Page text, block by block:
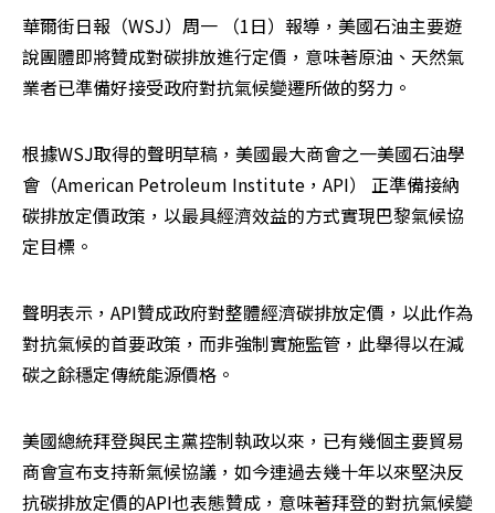
華爾街日報（WSJ）周一 （1日）報導，美國石油主要遊
說團體即將贊成對碳排放進行定價，意味著原油、天然氣
業者已準備好接受政府對抗氣候變遷所做的努力。
根據WSJ取得的聲明草稿，美國最大商會之一美國石油學
會（American Petroleum Institute，API） 正準備接納
碳排放定價政策，以最具經濟效益的方式實現巴黎氣候協
定目標。
聲明表示，API贊成政府對整體經濟碳排放定價，以此作為
對抗氣候的首要政策，而非強制實施監管，此舉得以在減
碳之餘穩定傳統能源價格。
美國總統拜登與民主黨控制執政以來，已有幾個主要貿易
商會宣布支持新氣候協議，如今連過去幾十年以來堅決反
抗碳排放定價的API也表態贊成，意味著拜登的對抗氣候變